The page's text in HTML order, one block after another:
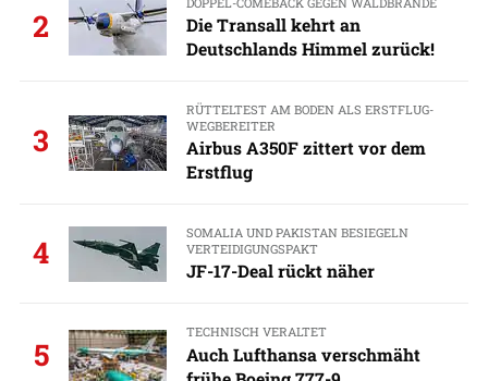
2
Die Transall kehrt an
Deutschlands Himmel zurück!
3
RÜTTELTEST AM BODEN ALS ERSTFLUG-
WEGBEREITER
Airbus A350F zittert vor dem
Erstflug
4
SOMALIA UND PAKISTAN BESIEGELN
VERTEIDIGUNGSPAKT
JF-17-Deal rückt näher
5
TECHNISCH VERALTET
Auch Lufthansa verschmäht